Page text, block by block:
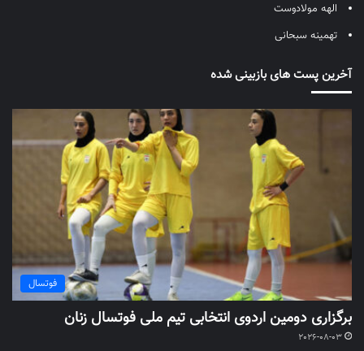
الهه مولادوست
تهمینه سبحانی
آخرین پست های بازبینی شده
فوتسال
برگزاری دومین اردوی انتخابی تیم ملی فوتسال زنان
2026-08-03